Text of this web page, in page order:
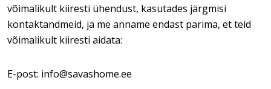
võimalikult kiiresti ühendust, kasutades järgmisi
kontaktandmeid, ja me anname endast parima, et teid
võimalikult kiiresti aidata:
E-post: info@savashome.ee